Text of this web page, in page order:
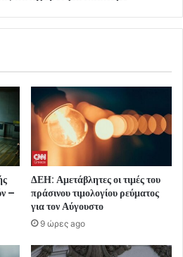
–
ΔΕΗ: Αμετάβλητες οι τιμές του
πράσινου τιμολογίου ρεύματος
για τον Αύγουστο
9 ώρες ago